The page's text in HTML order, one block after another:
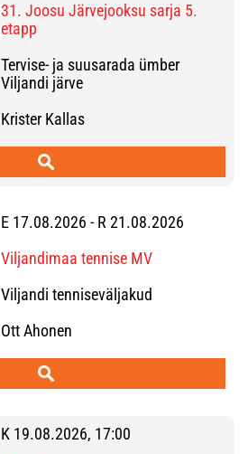
31. Joosu Järvejooksu sarja 5.
etapp
Tervise- ja suusarada ümber
Viljandi järve
Krister Kallas
E 17.08.2026 - R 21.08.2026
Viljandimaa tennise MV
Viljandi tenniseväljakud
Ott Ahonen
K 19.08.2026, 17:00